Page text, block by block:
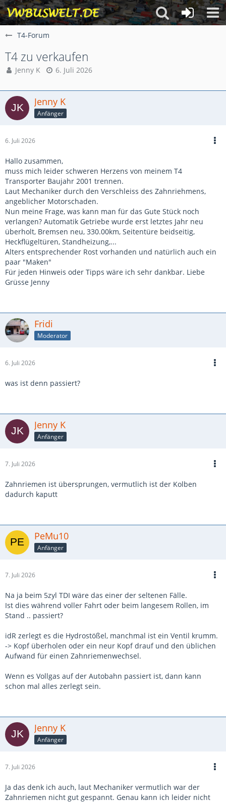
T4-Forum
T4 zu verkaufen
Jenny K 6. Juli 2026
Jenny K
Anfänger
6. Juli 2026
Hallo zusammen,
muss mich leider schweren Herzens von meinem T4
Transporter Baujahr 2001 trennen.
Laut Mechaniker durch den Verschleiss des Zahnriehmens,
angeblicher Motorschaden.
Nun meine Frage, was kann man für das Gute Stück noch
verlangen? Automatik Getriebe wurde erst letztes Jahr neu
überholt, Bremsen neu, 330.00km, Seitentüre beidseitig,
Heckflügeltüren, Standheizung,...
Alters entsprechender Rost vorhanden und natürlich auch ein
paar "Maken"
Für jeden Hinweis oder Tipps wäre ich sehr dankbar. Liebe
Grüsse Jenny
Fridi
Moderator
6. Juli 2026
was ist denn passiert?
Jenny K
Anfänger
7. Juli 2026
Zahnriemen ist übersprungen, vermutlich ist der Kolben
dadurch kaputt
PeMu10
Anfänger
7. Juli 2026
Na ja beim 5zyl TDI wäre das einer der seltenen Fälle.
Ist dies während voller Fahrt oder beim langesem Rollen, im
Stand .. passiert?
idR zerlegt es die Hydrostößel, manchmal ist ein Ventil krumm.
-> Kopf überholen oder ein neur Kopf drauf und den üblichen
Aufwand für einen Zahnriemenwechsel.
Wenn es Vollgas auf der Autobahn passiert ist, dann kann
schon mal alles zerlegt sein.
Jenny K
Anfänger
7. Juli 2026
Ja das denk ich auch, laut Mechaniker vermutlich war der
Zahnriemen nicht gut gespannt. Genau kann ich leider nicht